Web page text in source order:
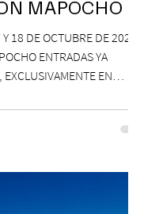
MAPOCHO
18 DE OCTUBRE DE 2026,
ENTRADAS YA
EN
renovada que reunirá
y vida consciente, con la
Yoga Woman y más